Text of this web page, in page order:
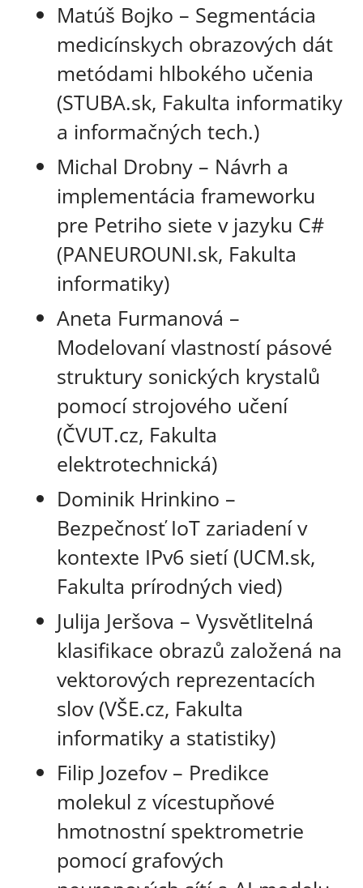
Matúš Bojko – Segmentácia
medicínskych obrazových dát
metódami hlbokého učenia
(STUBA.sk, Fakulta informatiky
a informačných tech.)
Michal Drobny – Návrh a
implementácia frameworku
pre Petriho siete v jazyku C#
(PANEUROUNI.sk, Fakulta
informatiky)
Aneta Furmanová –
Modelovaní vlastností pásové
struktury sonických krystalů
pomocí strojového učení
(ČVUT.cz, Fakulta
elektrotechnická)
Dominik Hrinkino –
Bezpečnosť IoT zariadení v
kontexte IPv6 sietí (UCM.sk,
Fakulta prírodných vied)
Julija Jeršova – Vysvětlitelná
klasifikace obrazů založená na
vektorových reprezentacích
slov (VŠE.cz, Fakulta
informatiky a statistiky)
Filip Jozefov – Predikce
molekul z vícestupňové
hmotnostní spektrometrie
pomocí grafových